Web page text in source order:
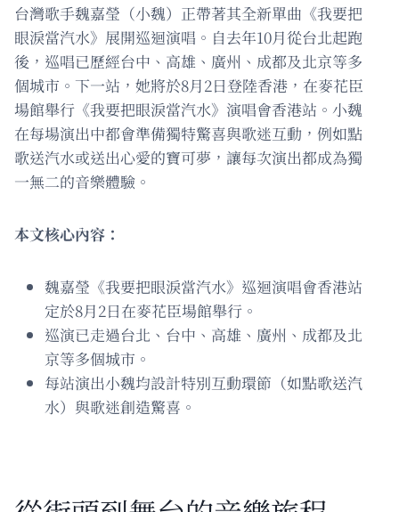
台灣歌手魏嘉瑩（小魏）正帶著其全新單曲《我要把
眼淚當汽水》展開巡迴演唱。自去年10月從台北起跑
後，巡唱已歷經台中、高雄、廣州、成都及北京等多
個城市。下一站，她將於8月2日登陸香港，在麥花臣
場館舉行《我要把眼淚當汽水》演唱會香港站。小魏
在每場演出中都會準備獨特驚喜與歌迷互動，例如點
歌送汽水或送出心愛的寶可夢，讓每次演出都成為獨
一無二的音樂體驗。
本文核心內容：
魏嘉瑩《我要把眼淚當汽水》巡迴演唱會香港站
定於8月2日在麥花臣場館舉行。
巡演已走過台北、台中、高雄、廣州、成都及北
京等多個城市。
每站演出小魏均設計特別互動環節（如點歌送汽
水）與歌迷創造驚喜。